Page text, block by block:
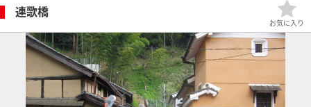
連歌橋
お気に入り